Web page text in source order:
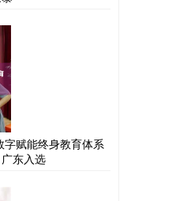
字赋能终身教育体系
东入选